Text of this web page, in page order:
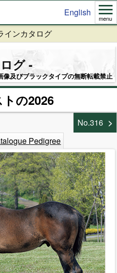
English
menu
インカタログ
グ
像及びブラックタイプの無断転載禁止
の2026
No.316
Pedigree